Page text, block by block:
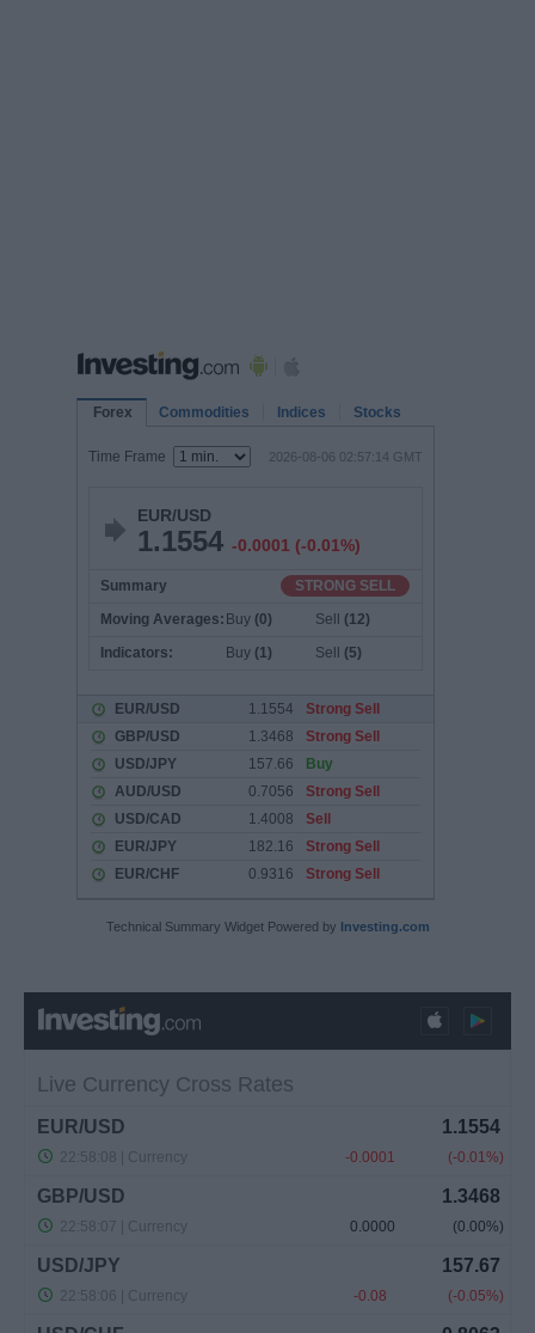
Technical Summary Widget Powered by Investing.com